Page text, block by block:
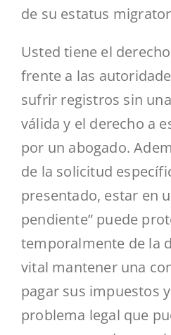
de su estatus
Usted tiene el
frente a las
sufrir registros sin
válida y el derecho a
por un abogado.
de la solicitud
presentado, estar en
pendiente” puede
temporalmente de la
vital mantener una
pagar sus impuestos
problema legal que